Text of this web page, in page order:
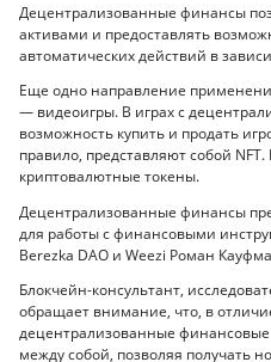
Децентрализованные финансы
активами и предоставлять
автоматических действий в
Еще одно направление
— видеоигры. В играх с
возможность купить и продать
правило, представляют собой
криптовалютные токены.
Децентрализованные финансы
для работы с финансовыми
Berezka DAO и Weezi Роман
Блокчейн-консультант,
обращает внимание, что, в
децентрализованные
между собой, позволяя получать